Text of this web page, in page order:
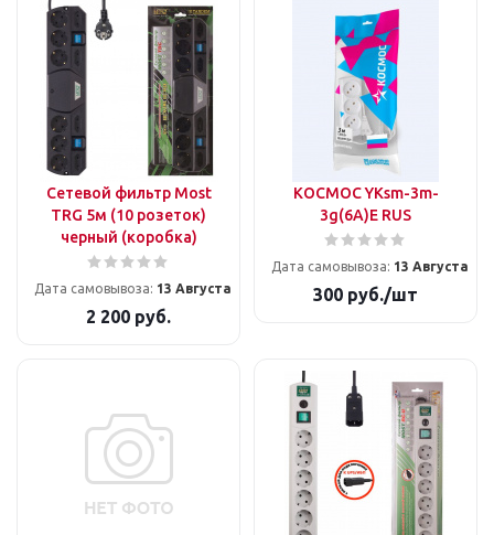
Сетевой фильтр Most
TRG 5м (10 розеток)
черный (коробка)
Дата самовывоза: 13 Августа
2 200 руб.
КОСМОС YKsm-3m-
3g(6A)E RUS
Дата самовывоза: 13 Августа
300 руб./шт